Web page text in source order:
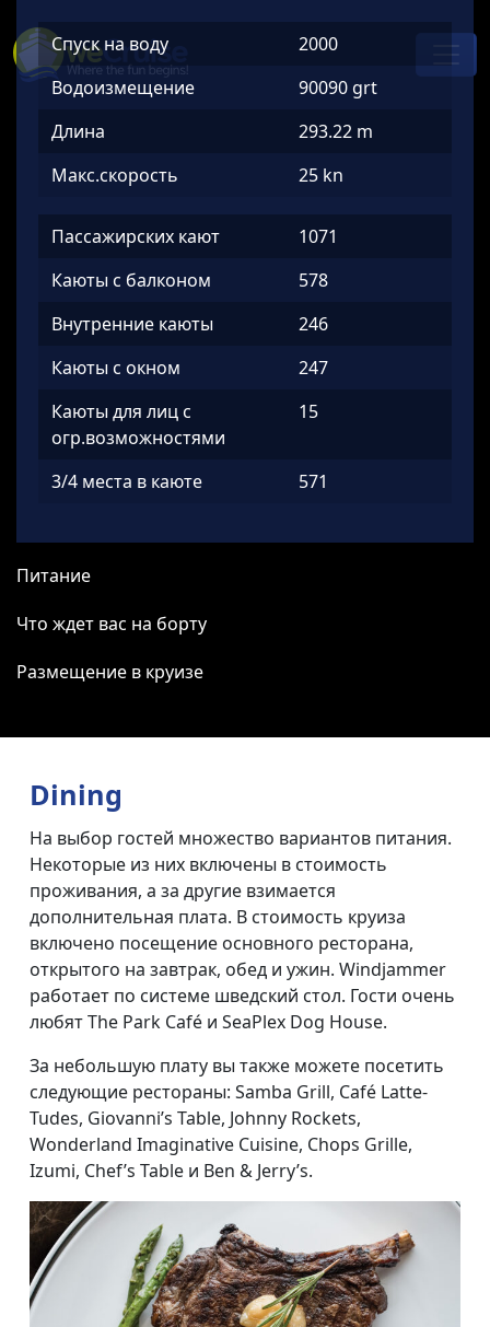
Main
Navigation
Спуск на воду
2000
Водоизмещение
90090 grt
Длина
293.22 m
Макс.скорость
25 kn
Пассажирских кают
1071
Каюты с балконом
578
Внутренние каюты
246
Каюты с окном
247
Каюты для лиц с
огр.возможностями
15
3/4 места в каюте 571
Питание
Что ждет вас на борту
Размещение в круизе
Dining
На выбор гостей множество вариантов питания.
Некоторые из них включены в стоимость
проживания, а за другие взимается
дополнительная плата. В стоимость круиза
включено посещение основного ресторана,
открытого на завтрак, обед и ужин. Windjammer
работает по системе шведский стол. Гости очень
любят The Park Café и SeaPlex Dog House.
За небольшую плату вы также можете посетить
следующие рестораны: Samba Grill, Café Latte-
Tudes, Giovanni’s Table, Johnny Rockets,
Wonderland Imaginative Cuisine, Chops Grille,
Izumi, Chef’s Table и Ben & Jerry’s.